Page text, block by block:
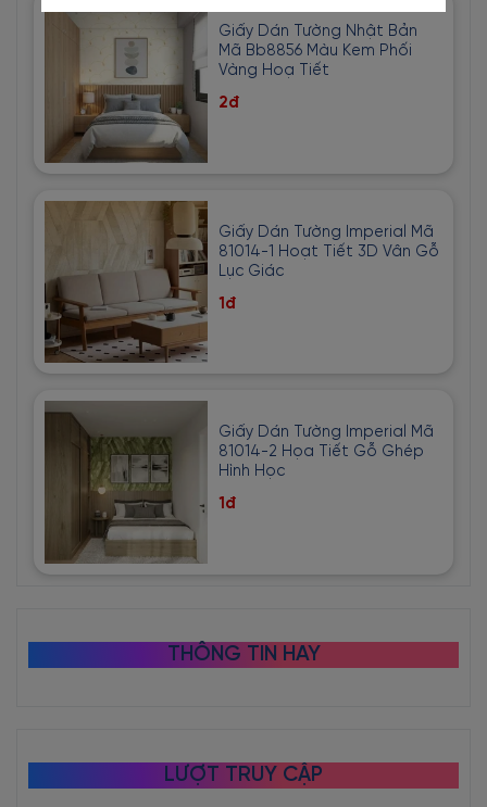
Giấy Dán Tường Nhật Bản
Mã Bb8856 Màu Kem Phối
Vàng Hoạ Tiết
2đ
Giấy Dán Tường Imperial Mã
81014-1 Hoạt Tiết 3D Vân Gỗ
Lục Giác
1đ
Giấy Dán Tường Imperial Mã
81014-2 Họa Tiết Gỗ Ghép
Hình Học
1đ
THÔNG TIN HAY
LƯỢT TRUY CẬP